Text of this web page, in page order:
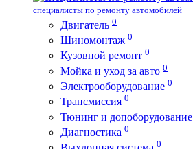
специалисты по ремонту автомобилей
Двигатель 0
Шиномонтаж 0
Кузовной ремонт 0
Мойка и уход за авто 0
Электрооборудование 0
Трансмиссия 0
Тюнинг и допоборудование
Диагностика 0
0